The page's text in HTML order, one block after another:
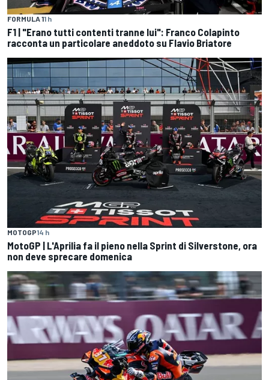
FORMULA 11 h
F1 | "Erano tutti contenti tranne lui": Franco Colapinto
racconta un particolare aneddoto su Flavio Briatore
MOTOGP14 h
MotoGP | L'Aprilia fa il pieno nella Sprint di Silverstone, ora
non deve sprecare domenica